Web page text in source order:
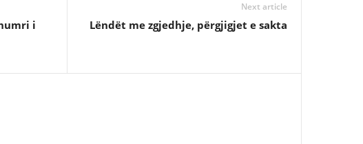
i
Next article
Lëndët me zgjedhje, përgjigjet e sakta